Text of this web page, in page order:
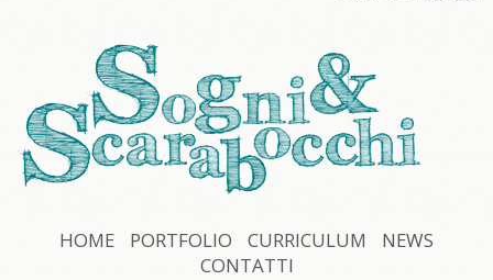
HOME PORTFOLIO CURRICULUM
NEWS
CONTATTI